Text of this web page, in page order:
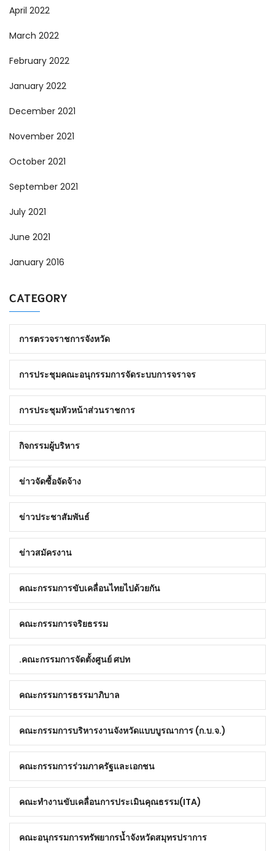
April 2022
March 2022
February 2022
January 2022
December 2021
November 2021
October 2021
September 2021
July 2021
June 2021
January 2016
CATEGORY
การตรวจราชการจังหวัด
การประชุมคณะอนุกรรมการจัดระบบการจราจร
การประชุมหัวหน้าส่วนราชการ
กิจกรรมผู้บริหาร
ข่าวจัดซื้อจัดจ้าง
ข่าวประชาสัมพันธ์
ข่าวสมัครงาน
คณะกรรมการขับเคลื่อนไทยไปด้วยกัน
คณะกรรมการจริยธรรม
คณะกรรมการจัดตั้งศูนย์ ศปท.
คณะกรรมการธรรมาภิบาล
คณะกรรมการบริหารงานจังหวัดแบบบูรณาการ (ก.บ.จ.)
คณะกรรมการร่วมภาครัฐและเอกชน
คณะทำงานขับเคลื่อนการประเมินคุณธรรม(ITA)
คณะอนุกรรมการทรัพยากรน้ำจังหวัดสมุทรปราการ